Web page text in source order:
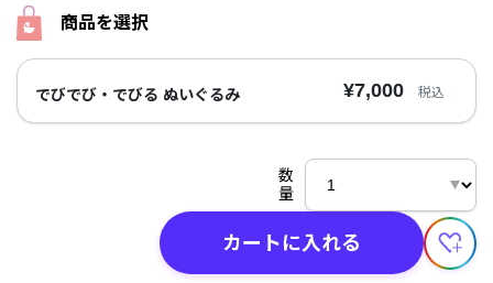
商品を選択
でびでび・でびる ぬいぐるみ ¥7,000 税込
数
量
カートに入れる